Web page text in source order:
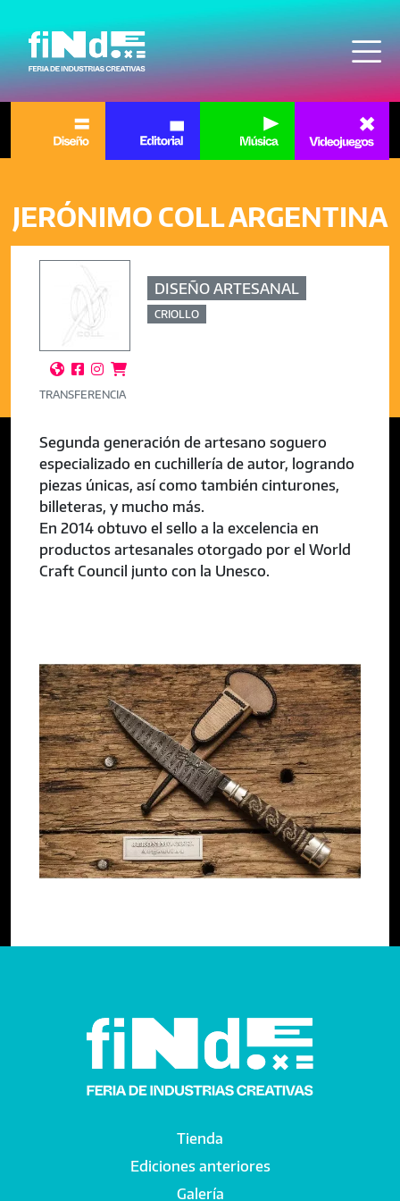
JERÓNIMO COLL ARGENTINA
DISEÑO ARTESANAL
CRIOLLO
   
TRANSFERENCIA
Segunda generación de artesano soguero
especializado en cuchillería de autor, logrando
piezas únicas, así como también cinturones,
billeteras, y mucho más.
En 2014 obtuvo el sello a la excelencia en
productos artesanales otorgado por el World
Craft Council junto con la Unesco.
Tienda
Ediciones anteriores
Galería